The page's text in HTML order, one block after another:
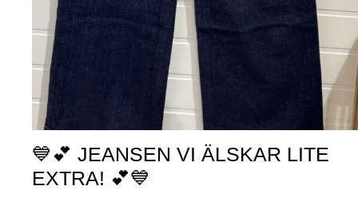
💙💕 JEANSEN VI ÄLSKAR LITE
EXTRA! 💕💙